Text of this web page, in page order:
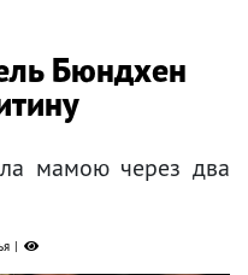
Бюндхен
мамою через два